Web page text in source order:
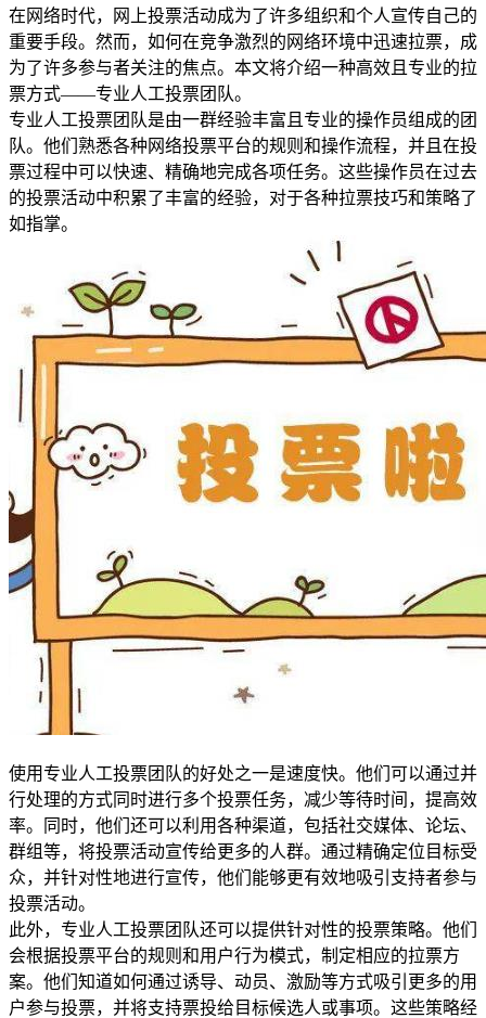
在网络时代，网上投票活动成为了许多组织和个人宣传自己的
重要手段。然而，如何在竞争激烈的网络环境中迅速拉票，成
为了许多参与者关注的焦点。本文将介绍一种高效且专业的拉
票方式——专业人工投票团队。
专业人工投票团队是由一群经验丰富且专业的操作员组成的团
队。他们熟悉各种网络投票平台的规则和操作流程，并且在投
票过程中可以快速、精确地完成各项任务。这些操作员在过去
的投票活动中积累了丰富的经验，对于各种拉票技巧和策略了
如指掌。
使用专业人工投票团队的好处之一是速度快。他们可以通过并
行处理的方式同时进行多个投票任务，减少等待时间，提高效
率。同时，他们还可以利用各种渠道，包括社交媒体、论坛、
群组等，将投票活动宣传给更多的人群。通过精确定位目标受
众，并针对性地进行宣传，他们能够更有效地吸引支持者参与
投票活动。
此外，专业人工投票团队还可以提供针对性的投票策略。他们
会根据投票平台的规则和用户行为模式，制定相应的拉票方
案。他们知道如何通过诱导、动员、激励等方式吸引更多的用
户参与投票，并将支持票投给目标候选人或事项。这些策略经